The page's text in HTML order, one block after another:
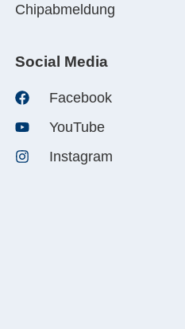
Chipabmeldung
Social Media
Facebook
YouTube
Instagram